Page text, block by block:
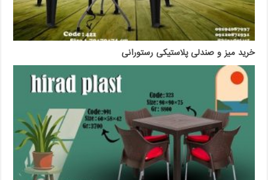
خرید میز و صندلی پلاستیکی رستورانی